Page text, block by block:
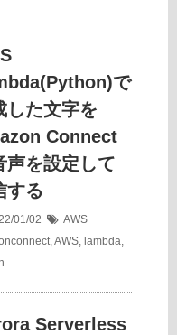
で
した文字を
Connect
声を設定して
する
01/02
AWS
,AWS, lambda,
Serverless